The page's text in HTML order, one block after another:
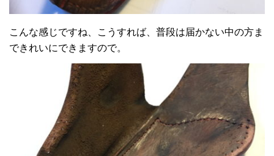
こんな感じですね、こうすれば、普段は届かない中の方ま
できれいにできますので。